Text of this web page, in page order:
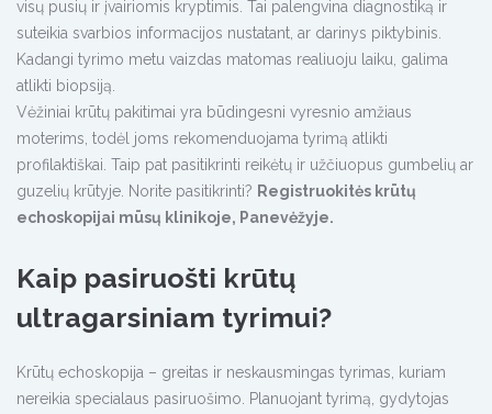
visų pusių ir įvairiomis kryptimis. Tai palengvina diagnostiką ir
suteikia svarbios informacijos nustatant, ar darinys piktybinis.
Kadangi tyrimo metu vaizdas matomas realiuoju laiku, galima
atlikti biopsiją.
Vėžiniai krūtų pakitimai yra būdingesni vyresnio amžiaus
moterims, todėl joms rekomenduojama tyrimą atlikti
profilaktiškai. Taip pat pasitikrinti reikėtų ir užčiuopus gumbelių ar
guzelių krūtyje. Norite pasitikrinti? Registruokitės krūtų
echoskopijai mūsų klinikoje, Panevėžyje.
Kaip pasiruošti krūtų
ultragarsiniam tyrimui?
Krūtų echoskopija – greitas ir neskausmingas tyrimas, kuriam
nereikia specialaus pasiruošimo. Planuojant tyrimą, gydytojas